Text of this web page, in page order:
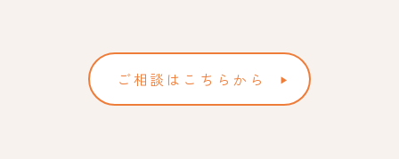
ご相談はこちらから ▶︎